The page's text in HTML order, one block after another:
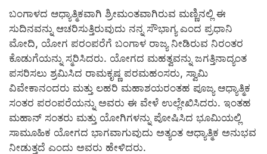
ಬಂಗಾಳದ ಆಧ್ಯಾತ್ಮಿಕವಾಗಿ ಶ್ರೀಮಂತವಾಗಿರುವ ಮಣ್ಣಿನಲ್ಲಿ ಈ
ಸುದಿನವನ್ನು ಆಚರಿಸುತ್ತಿರುವುದು ನನ್ನ ಸೌಭಾಗ್ಯ ಎಂದ ಪ್ರಧಾನಿ
ಮೋದಿ, ಯೋಗ ಪರಂಪರೆಗೆ ಬಂಗಾಳ ರಾಜ್ಯ ನೀಡಿರುವ ನಿರಂತರ
ಕೊಡುಗೆಯನ್ನು ಸ್ಮರಿಸಿದರು. ಯೋಗದ ಮಹತ್ವವನ್ನು ಜಗತ್ತಿನಾದ್ಯಂತ
ಪಸರಿಸಲು ಶ್ರಮಿಸಿದ ರಾಮಕೃಷ್ಣ ಪರಮಹಂಸರು, ಸ್ವಾಮಿ
ವಿವೇಕಾನಂದರು ಮತ್ತು ಲಹರಿ ಮಹಾಶಯರಂತಹ ಪೂಜ್ಯ ಆಧ್ಯಾತ್ಮಿಕ
ಸಂತರ ಪರಂಪರೆಯನ್ನು ಅವರು ಈ ವೇಳೆ ಉಲ್ಲೇಖಿಸಿದರು. ಇಂತಹ
ಮಹಾನ್ ಸಂತರು ಮತ್ತು ಯೋಗಿಗಳನ್ನು ಪೋಷಿಸಿದ ಭೂಮಿಯಲ್ಲಿ
ಸಾಮೂಹಿಕ ಯೋಗದ ಭಾಗವಾಗುವುದು ಅತ್ಯಂತ ಆಧ್ಯಾತ್ಮಿಕ ಅನುಭವ
ನೀಡುತ್ತದೆ ಎಂದು ಅವರು ಹೇಳಿದರು.